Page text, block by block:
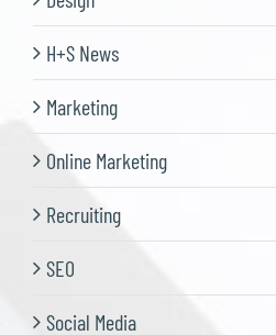
H+S News
Marketing
Online Marketing
Recruiting
SEO
Social Media